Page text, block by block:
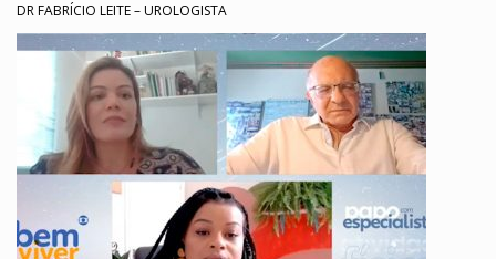
DR FABRÍCIO LEITE – UROLOGISTA